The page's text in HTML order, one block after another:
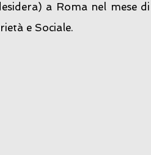
a Roma nel mese
e Sociale.